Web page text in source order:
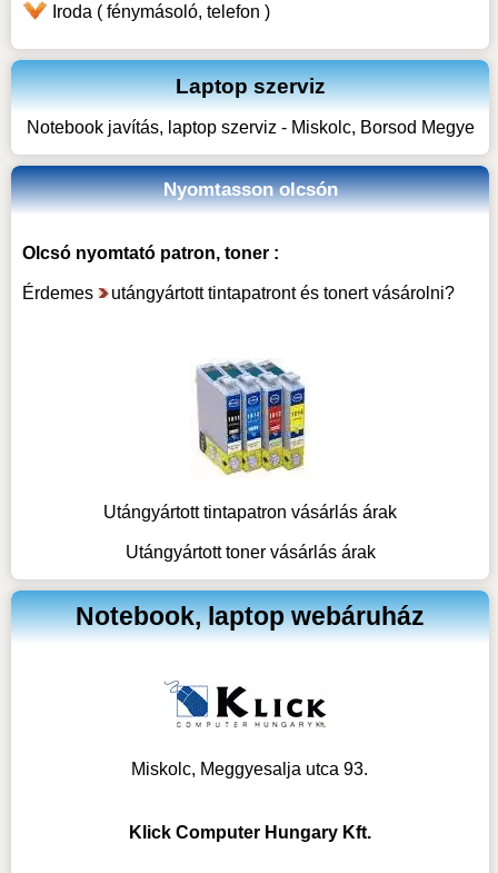
Iroda ( fénymásoló, telefon )
Laptop szerviz
Notebook javítás, laptop szerviz - Miskolc, Borsod Megye
Nyomtasson olcsón
Olcsó nyomtató patron, toner :
Érdemes utángyártott tintapatront és tonert vásárolni?
Utángyártott tintapatron vásárlás árak
Utángyártott toner vásárlás árak
Notebook, laptop webáruház
Miskolc, Meggyesalja utca 93.
Klick Computer Hungary Kft.